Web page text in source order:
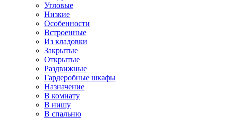
Угловые
Низкие
Особенности
Встроенные
Из кладовки
Закрытые
Открытые
Раздвижные
Гардеробные шкафы
Назначение
В комнату
В нишу
В спальню